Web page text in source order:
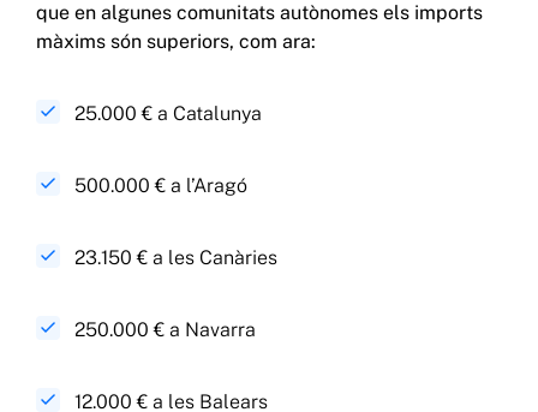
que en algunes comunitats autònomes els imports
màxims són superiors, com ara:
25.000 € a Catalunya
500.000 € a l’Aragó
23.150 € a les Canàries
250.000 € a Navarra
12.000 € a les Balears